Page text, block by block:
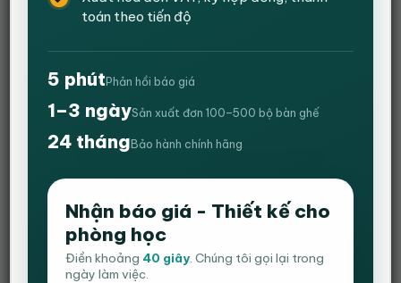
2,100,000₫
Giá
gốc
là:
2,100,000 ₫.
1,550,000
hiện
là:
Màu sản phẩm:màu cafe vân sọc trắng
Chất liệu: gỗ công nghiệp ( Không hộc tủ )
Bảo hành:12
Bàn giám đốc màu vân gỗ cafe HVK-BGD08 số lượng
toán theo tiến độ
5 phútPhản hồi báo giá
1–3 ngàySản xuất đơn 100–500 bộ bàn ghế
24 thángBảo hành chính hãng
Nhận báo giá - Thiết kế cho
phòng học
Điền khoảng 40 giây. Chúng tôi gọi lại trong
ngày làm việc.